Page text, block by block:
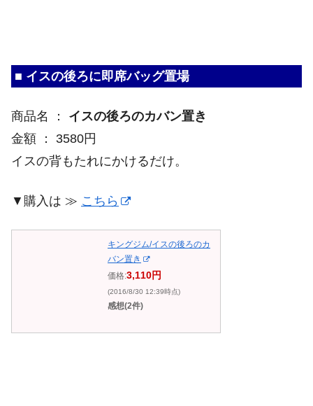
■ イスの後ろに即席バッグ置場
商品名 ： イスの後ろのカバン置き
金額 ： 3580円
イスの背もたれにかけるだけ。
▼購入は ≫ こちら
キングジム/イスの後ろのカ
バン置き
価格:3,110円
(2016/8/30 12:39時点)
感想(2件)